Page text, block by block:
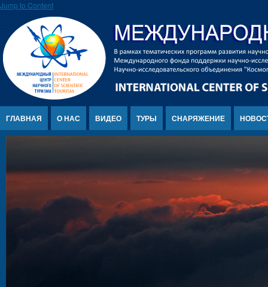
Jump to Content
ГЛАВНАЯ О НАС ВИДЕО ТУРЫ СНАРЯЖЕНИЕ